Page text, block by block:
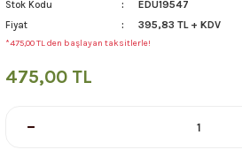
Stok Kodu EDU19547
Fiyat 395,83 TL + KDV
*475,00 TL den başlayan taksitlerle!
475,00 TL